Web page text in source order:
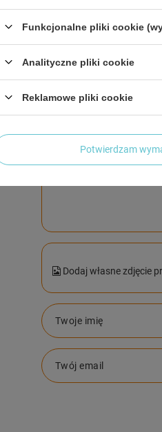
Zadaj pytanie a my
Dodaj własne zdjęcie
Twoje imię
Twój email
Funkcjonalne pliki cookie
Analityczne pliki cookie
Reklamowe pliki cookie
Potwierdzam